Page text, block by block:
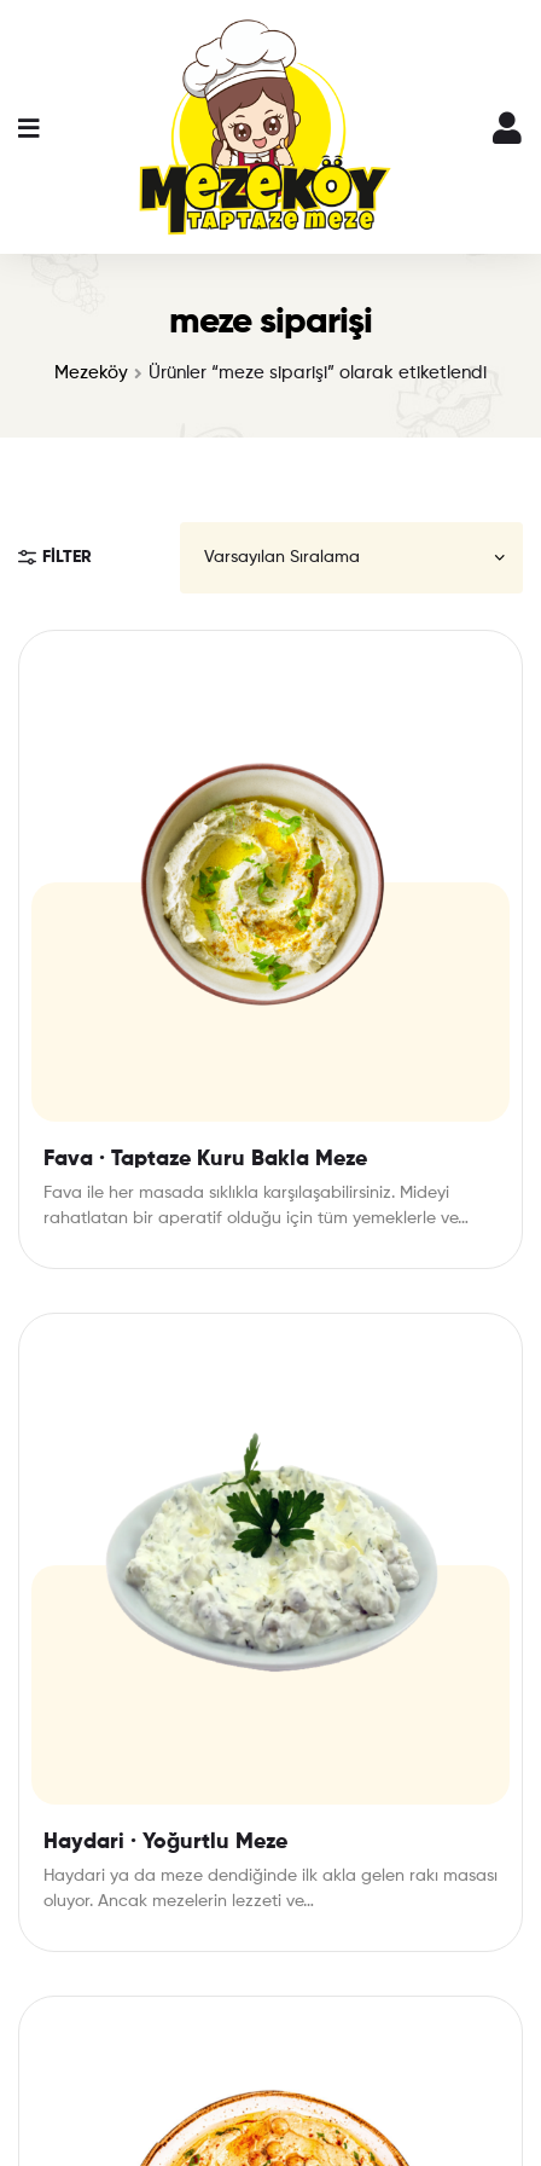
meze siparişi
Mezeköy Ürünler “meze siparişi” olarak etiketlendi
FILTER
Fava · Taptaze Kuru Bakla Meze
Fava ile her masada sıklıkla karşılaşabilirsiniz. Mideyi
rahatlatan bir aperatif olduğu için tüm yemeklerle ve…
Haydari · Yoğurtlu Meze
Haydari ya da meze dendiğinde ilk akla gelen rakı masası
oluyor. Ancak mezelerin lezzeti ve…